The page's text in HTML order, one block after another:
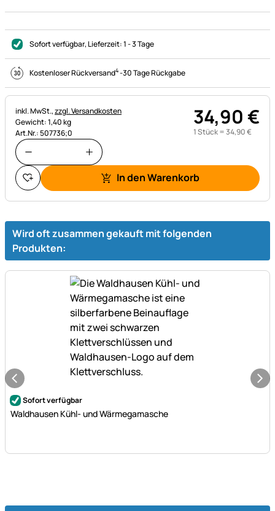
Sofort verfügbar, Lieferzeit:1 - 3 Tage
Kostenloser Rückversand4-30 Tage Rückgabe
Steuerhinweis:
inkl. MwSt.,zzgl. Versandkosten
Gewicht: 1,40 kg
Art.Nr.: 507736;0
34,90€
1 Stück =34,90€
In den Warenkorb
Wird oft zusammen gekauft mit folgenden
Produkten:
Noch keine Bewertungen abgegeben
Sofort verfügbar
Waldhausen Kühl- und Wärmegamasche